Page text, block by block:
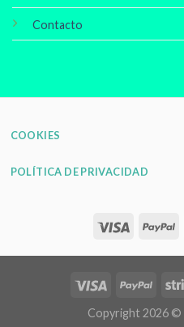
Contacto
COOKIES
POLÍTICA DE PRIVACIDAD
Copyright 2026 ©